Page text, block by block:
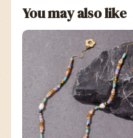
You may also like